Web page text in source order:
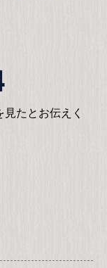
たとお伝えく